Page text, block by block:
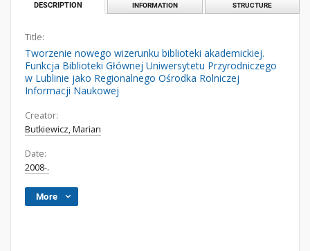
DESCRIPTION INFORMATION STRUCTURE
Title:
Tworzenie nowego wizerunku biblioteki akademickiej.
Funkcja Biblioteki Głównej Uniwersytetu Przyrodniczego
w Lublinie jako Regionalnego Ośrodka Rolniczej
Informacji Naukowej
Creator:
Butkiewicz, Marian
Date:
2008-.
More